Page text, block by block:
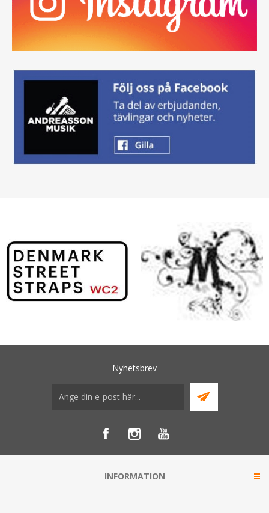
Nyhetsbrev
INFORMATION